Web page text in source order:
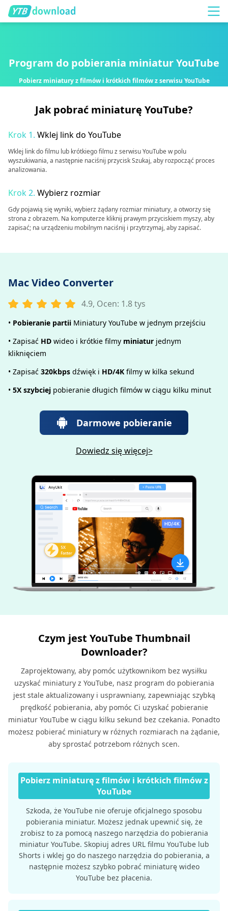
Program do pobierania miniatur YouTube
Pobierz miniatury z filmów i krótkich filmów z serwisu YouTube
Jak pobrać miniaturę YouTube?
Krok 1. Wklej link do YouTube
Wklej link do filmu lub krótkiego filmu z serwisu YouTube w polu
wyszukiwania, a następnie naciśnij przycisk Szukaj, aby rozpocząć proces
analizowania.
Krok 2. Wybierz rozmiar
Gdy pojawią się wyniki, wybierz żądany rozmiar miniatury, a otworzy się
strona z obrazem. Na komputerze kliknij prawym przyciskiem myszy, aby
zapisać; na urządzeniu mobilnym naciśnij i przytrzymaj, aby zapisać.
Mac Video Converter
4.9, Ocen: 1.8 tys
• Pobieranie partii Miniatury YouTube w jednym przejściu
• Zapisać HD wideo i krótkie filmy miniatur jednym
kliknięciem
• Zapisać 320kbps dźwięk i HD/4K filmy w kilka sekund
• 5X szybciej pobieranie długich filmów w ciągu kilku minut
Darmowe pobieranie
Dowiedz się więcej>
Czym jest YouTube Thumbnail
Downloader?
Zaprojektowany, aby pomóc użytkownikom bez wysiłku
uzyskać miniatury z YouTube, nasz program do pobierania
jest stale aktualizowany i usprawniany, zapewniając szybką
prędkość pobierania, aby pomóc Ci uzyskać pobieranie
miniatur YouTube w ciągu kilku sekund bez czekania. Ponadto
możesz pobierać miniatury w różnych rozmiarach na żądanie,
aby sprostać potrzebom różnych scen.
Pobierz miniaturę z filmów i krótkich filmów z
YouTube
Szkoda, że ​​YouTube nie oferuje oficjalnego sposobu
pobierania miniatur. Możesz jednak upewnić się, że
zrobisz to za pomocą naszego narzędzia do pobierania
miniatur YouTube. Skopiuj adres URL filmu YouTube lub
Shorts i wklej go do naszego narzędzia do pobierania, a
następnie możesz szybko pobrać miniaturę wideo
YouTube bez płacenia.